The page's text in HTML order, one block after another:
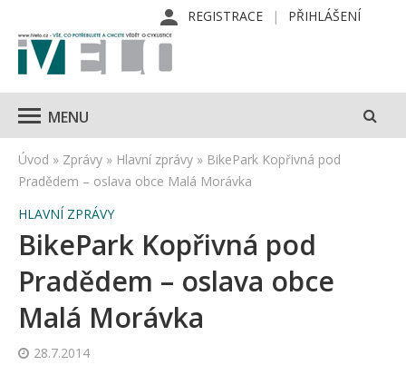
REGISTRACE PŘIHLÁŠENÍ
MENU
Úvod » Zprávy » Hlavní zprávy » BikePark Kopřivná pod
Pradědem – oslava obce Malá Morávka
HLAVNÍ ZPRÁVY
BikePark Kopřivná pod
Pradědem – oslava obce
Malá Morávka
28.7.2014